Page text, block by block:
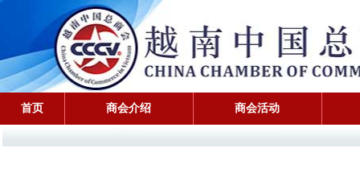
首页 商会介绍 商会活动